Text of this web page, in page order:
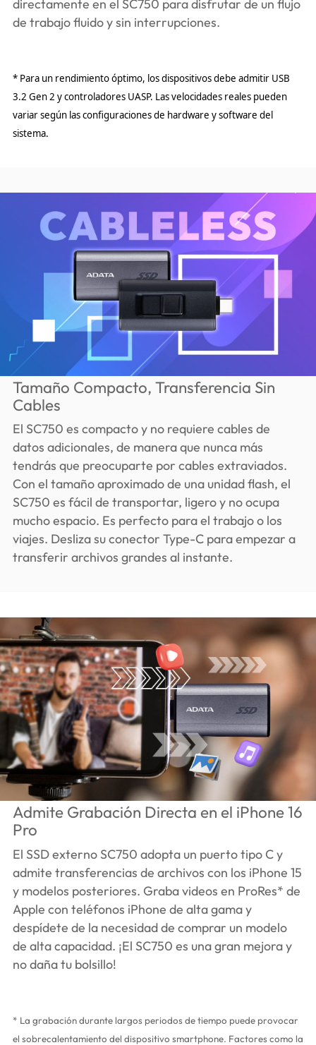
directamente en el SC750 para disfrutar de un flujo
de trabajo fluido y sin interrupciones.
* Para un rendimiento óptimo, los dispositivos debe admitir USB
3.2 Gen 2 y controladores UASP. Las velocidades reales pueden
variar según las configuraciones de hardware y software del
sistema.
Tamaño Compacto, Transferencia Sin
Cables
El SC750 es compacto y no requiere cables de
datos adicionales, de manera que nunca más
tendrás que preocuparte por cables extraviados.
Con el tamaño aproximado de una unidad flash, el
SC750 es fácil de transportar, ligero y no ocupa
mucho espacio. Es perfecto para el trabajo o los
viajes. Desliza su conector Type-C para empezar a
transferir archivos grandes al instante.
Admite Grabación Directa en el iPhone 16
Pro
El SSD externo SC750 adopta un puerto tipo C y
admite transferencias de archivos con los iPhone 15
y modelos posteriores. Graba videos en ProRes* de
Apple con teléfonos iPhone de alta gama y
despídete de la necesidad de comprar un modelo
de alta capacidad. ¡El SC750 es una gran mejora y
no daña tu bolsillo!
* La grabación durante largos periodos de tiempo puede provocar
el sobrecalentamiento del dispositivo smartphone. Factores como la